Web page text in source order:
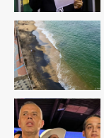
Anuncie
Termos de Uso
Privacidade
Anuncie
Termos de Uso
Privacidade
Anuncie
Termos de Uso
Privacidade
Anuncie
Termos de Uso
Privacidade